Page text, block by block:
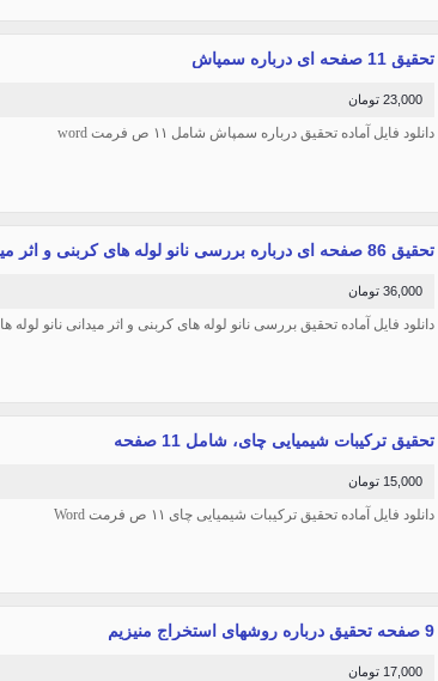
تحقیق 11 صفحه ای درباره سمپاش
23,000 تومان
دانلود فایل آماده تحقیق درباره سمپاش شامل ۱۱ ص فرمت word
تحقیق 86 صفحه ای درباره بررسی نانو لوله های کربنی و اثر میدانی نانو لوله ها
36,000 تومان
دانلود فایل آماده تحقیق بررسی نانو لوله های کربنی و اثر میدانی نانو لوله ها ۸۶ ص فرمت WORD
تحقیق ترکیبات شیمیایی چای، شامل 11 صفحه
15,000 تومان
دانلود فایل آماده تحقیق ترکیبات شیمیایی چای ۱۱ ص فرمت Word
9 صفحه تحقیق درباره روشهای استخراج منیزیم
17,000 تومان